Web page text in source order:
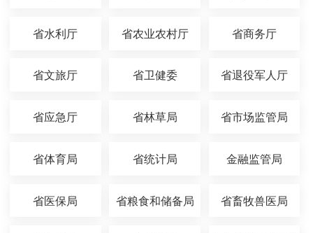
省水利厅 省农业农村厅 省商务厅
省文旅厅 省卫健委 省退役军人厅
省应急厅 省林草局 省市场监管局
省体育局 省统计局 金融监管局
省医保局 省粮食和储备局 省畜牧兽医局